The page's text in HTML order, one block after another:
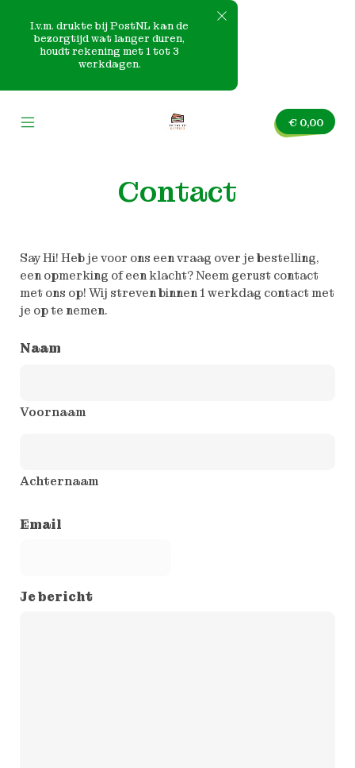
I.v.m. drukte bij PostNL kan de
bezorgtijd wat langer duren,
houdt rekening met 1 tot 3
werkdagen.
content
€ 0,00
Contact
Say Hi! Heb je voor ons een vraag over je bestelling,
een opmerking of een klacht? Neem gerust contact
met ons op! Wij streven binnen 1 werkdag contact met
je op te nemen.
Naam
Voornaam
Achternaam
Email
Je bericht